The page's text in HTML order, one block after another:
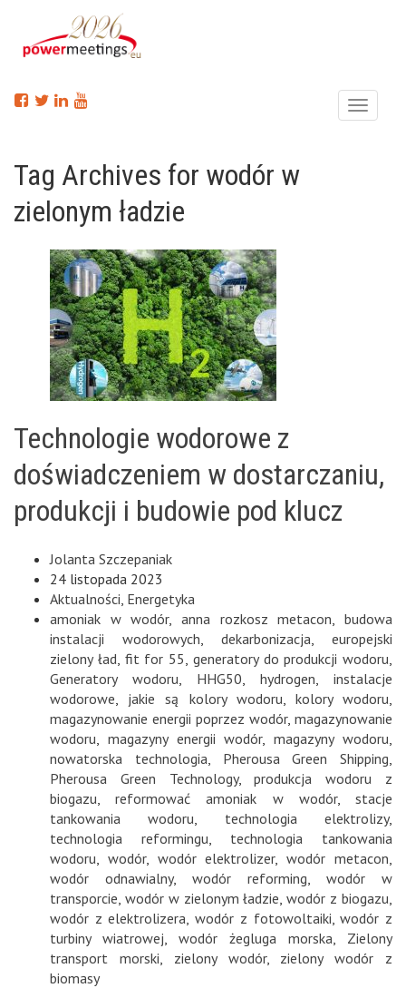
Menu
Tag Archives for wodór w
zielonym ładzie
Technologie wodorowe z
doświadczeniem w dostarczaniu,
produkcji i budowie pod klucz
Jolanta Szczepaniak
24 listopada 2023
Aktualności Energetyka
amoniak w wodór,anna rozkosz metacon ,budowa
instalacji wodorowych
dekarbonizacja
europejski
zielony ład fit for 55 generatory do produkcji wodoru
Generatory wodoru
HHG50 hydrogen
instalacje
wodorowe
jakie są kolory wodoru kolory wodoru
magazynowanie energii poprzez wodór, magazynowanie
wodoru
magazyny energii wodór,magazyny wodoru
nowatorska technologia
Pherousa Green Shipping
Pherousa Green Technology,produkcja wodoru z
biogazu ,reformować amoniak w wodór,stacje
tankowania wodoru
technologia elektrolizy,
technologia reformingu
technologia tankowania
wodoru
wodór, wodór elektrolizer,wodór metacon
wodór odnawialny, wodór reforming
wodór w
transporcie wodór w zielonym ładzie ,wodór z biogazu
wodór z elektrolizera ,wodór z fotowoltaiki ,wodór z
turbiny wiatrowej
wodór żegluga morska
Zielony
transport morski
zielony wodór, zielony wodór z
biomasy